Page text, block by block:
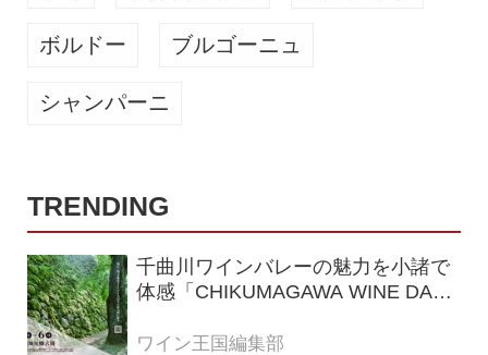
ボルドー ブルゴーニュ
シャンパーニ
TRENDING
千曲川ワインバレーの魅力を小諸で
体感「CHIKUMAGAWA WINE DAYS
ワイン王国編集部